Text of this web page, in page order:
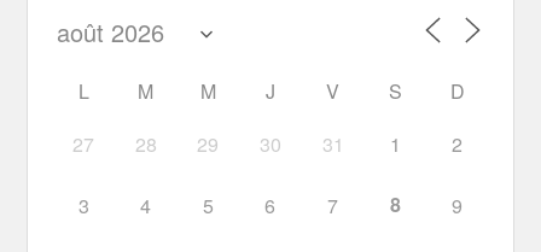
L M M J V S
D
27
28 29 30 31 1 2
3 4 5 6 7 8 9